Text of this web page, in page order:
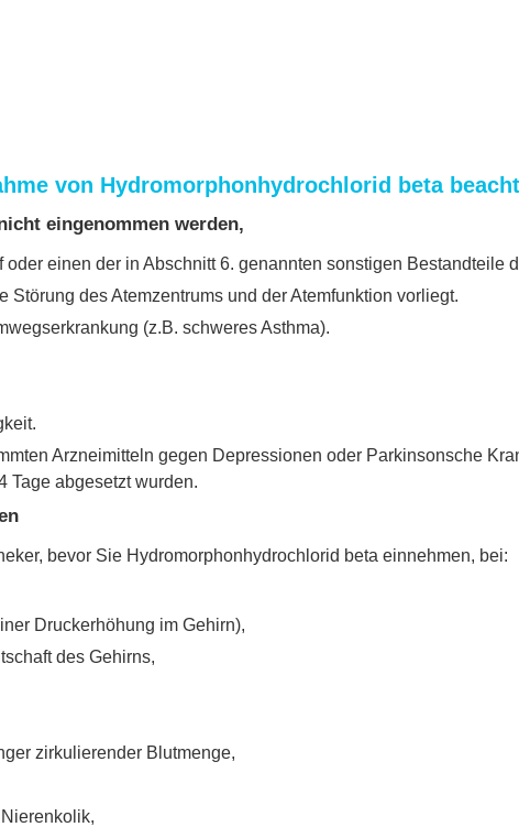
von Hydromorphonhydrochlorid beta
eingenommen werden,
einen der in Abschnitt 6. genannten sonstigen Bestandteile
Störung des Atemzentrums und der Atemfunktion vorliegt.
(z.B. schweres Asthma).
Arzneimitteln gegen Depressionen oder Parkinsonsche
Tage abgesetzt wurden.
bevor Sie Hydromorphonhydrochlorid beta einnehmen, bei:
Druckerhöhung im Gehirn),
des Gehirns,
zirkulierender Blutmenge,